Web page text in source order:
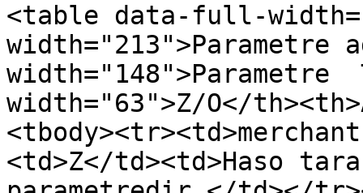
<table data-full-
width="213">Parametre
width="148">Parametre
width="63">Z/O</
<td>Z</td><td>Haso